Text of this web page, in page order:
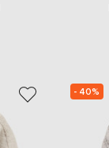
- 40%